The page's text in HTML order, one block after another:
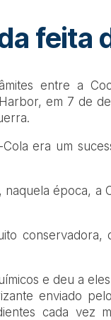
feita
entre a
em 7 de
era um
época, a
e deu a
enviado
cada vez